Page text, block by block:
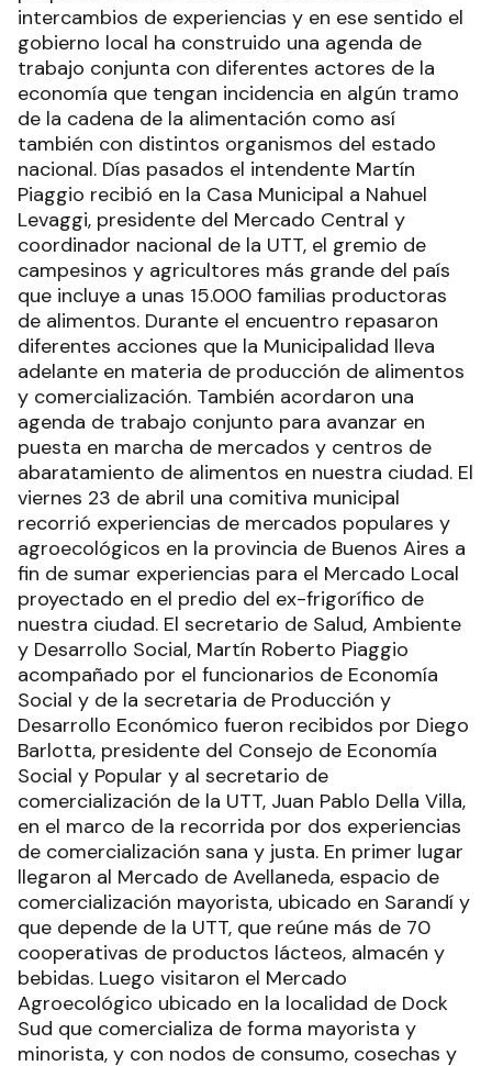
intercambios de experiencias y en ese sentido el
gobierno local ha construido una agenda de
trabajo conjunta con diferentes actores de la
economía que tengan incidencia en algún tramo
de la cadena de la alimentación como así
también con distintos organismos del estado
nacional. Días pasados el intendente Martín
Piaggio recibió en la Casa Municipal a Nahuel
Levaggi, presidente del Mercado Central y
coordinador nacional de la UTT, el gremio de
campesinos y agricultores más grande del país
que incluye a unas 15.000 familias productoras
de alimentos. Durante el encuentro repasaron
diferentes acciones que la Municipalidad lleva
adelante en materia de producción de alimentos
y comercialización. También acordaron una
agenda de trabajo conjunto para avanzar en
puesta en marcha de mercados y centros de
abaratamiento de alimentos en nuestra ciudad. El
viernes 23 de abril una comitiva municipal
recorrió experiencias de mercados populares y
agroecológicos en la provincia de Buenos Aires a
fin de sumar experiencias para el Mercado Local
proyectado en el predio del ex-frigorífico de
nuestra ciudad. El secretario de Salud, Ambiente
y Desarrollo Social, Martín Roberto Piaggio
acompañado por el funcionarios de Economía
Social y de la secretaria de Producción y
Desarrollo Económico fueron recibidos por Diego
Barlotta, presidente del Consejo de Economía
Social y Popular y al secretario de
comercialización de la UTT, Juan Pablo Della Villa,
en el marco de la recorrida por dos experiencias
de comercialización sana y justa. En primer lugar
llegaron al Mercado de Avellaneda, espacio de
comercialización mayorista, ubicado en Sarandí y
que depende de la UTT, que reúne más de 70
cooperativas de productos lácteos, almacén y
bebidas. Luego visitaron el Mercado
Agroecológico ubicado en la localidad de Dock
Sud que comercializa de forma mayorista y
minorista, y con nodos de consumo, cosechas y